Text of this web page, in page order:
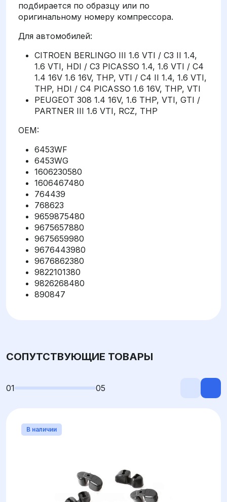
подбирается по образцу или по
оригинальному номеру компрессора.
Для автомобилей:
CITROEN BERLINGO III 1.6 VTI / C3 II 1.4,
1.6 VTI, HDI / C3 PICASSO 1.4, 1.6 VTI / C4
1.4 16V 1.6 16V, THP, VTI / C4 II 1.4, 1.6 VTI,
THP, HDI / C4 PICASSO 1.6 16V, THP, VTI
PEUGEOT 308 1.4 16V, 1.6 THP, VTI, GTI /
PARTNER III 1.6 VTI, RCZ, THP
OEM:
6453WF
6453WG
1606230580
1606467480
764439
768623
9659875480
9675657880
9675659980
9676443980
9676862380
9822101380
9826268480
890847
СОПУТСТВУЮЩИЕ ТОВАРЫ
01 05
В наличии